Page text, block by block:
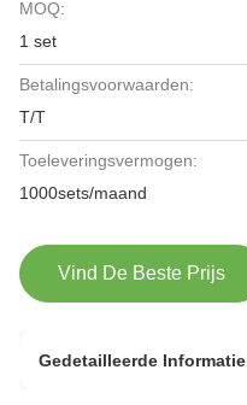
MOQ:
1 set
Betalingsvoorwaarden:
T/T
Toeleveringsvermogen:
1000sets/maand
Vind De Beste Prijs
Gedetailleerde Informatie